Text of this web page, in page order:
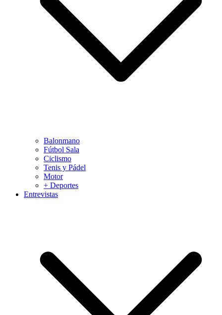
Balonmano
Fútbol Sala
Ciclismo
Tenis y Pádel
Motor
+ Deportes
Entrevistas